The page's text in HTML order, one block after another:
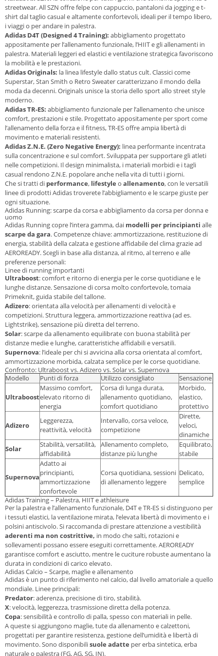
streetwear. All SZN offre felpe con cappuccio, pantaloni da jogging e t-
shirt dal taglio casual e altamente confortevoli, ideali per il tempo libero,
i viaggi o per andare in palestra.
Adidas D4T (Designed 4 Training): abbigliamento progettato
appositamente per l’allenamento funzionale, l’HIIT e gli allenamenti in
palestra. Materiali leggeri ed elastici e ventilazione strategica favoriscono
la mobilità e le prestazioni.
Adidas Originals: la linea lifestyle dallo status cult. Classici come
Superstar, Stan Smith o Retro Sweater caratterizzano il mondo della
moda da decenni. Originals unisce la storia dello sport allo street style
moderno.
Adidas TR-ES: abbigliamento funzionale per l’allenamento che unisce
comfort, prestazioni e stile. Progettato appositamente per sport come
l’allenamento della forza e il fitness, TR-ES offre ampia libertà di
movimento e materiali resistenti.
Adidas Z.N.E. (Zero Negative Energy): linea performante incentrata
sulla concentrazione e sul comfort. Sviluppata per supportare gli atleti
nelle competizioni. Il design minimalista, i materiali morbidi e i tagli
casual rendono Z.N.E. popolare anche nella vita di tutti i giorni.
Che si tratti di performance, lifestyle o allenamento, con le versatili
linee di prodotti Adidas troverete l’abbigliamento e le scarpe giuste per
ogni situazione.
Adidas Running: scarpe da corsa e abbigliamento da corsa per donna e
uomo
Adidas Running copre l’intera gamma, dai modelli per principianti alle
scarpe da gara. Competenze chiave: ammortizzazione, restituzione di
energia, stabilità della calzata e gestione affidabile del clima grazie ad
AEROREADY. Scegli in base alla distanza, al ritmo, al terreno e alle
preferenze personali:
Linee di running importanti
Ultraboost: comfort e ritorno di energia per le corse quotidiane e le
lunghe distanze. Sensazione di corsa molto confortevole, tomaia
Primeknit, guida stabile del tallone.
Adizero: orientata alla velocità per allenamenti di velocità e
competizioni. Struttura leggera, ammortizzazione reattiva (ad es.
Lightstrike), sensazione più diretta del terreno.
Solar: scarpe da allenamento equilibrate con buona stabilità per
distanze medie e lunghe, caratteristiche affidabili e versatili.
Supernova: l’ideale per chi si avvicina alla corsa orientata al comfort,
ammortizzazione morbida, calzata semplice per le corse quotidiane.
Confronto: Ultraboost vs. Adizero vs. Solar vs. Supernova
Modello
Punti di forza Utilizzo consigliato Sensazione
Ultraboost
Massimo comfort,
elevato ritorno di
energia
Corsa di lunga durata,
allenamento quotidiano,
comfort quotidiano
Morbido,
elastico,
protettivo
Adizero
Leggerezza,
reattività, velocità
Intervallo, corsa veloce,
competizione
Dirette,
veloci,
dinamiche
Solar
Stabilità, versatilità,
affidabilità
Allenamento completo,
distanze più lunghe
Equilibrato,
stabile
Supernova
Adatto ai
principianti,
ammortizzazione
confortevole
Corsa quotidiana, sessioni
di allenamento leggere
Delicato,
semplice
Adidas Training – Palestra, HIIT e athleisure
Per la palestra e l’allenamento funzionale, D4T e TR-ES si distinguono per
i tessuti elastici, la ventilazione mirata, l’elevata libertà di movimento e i
polsini antiscivolo. Si raccomanda di prestare attenzione a vestibilità
aderenti ma non costrittive, in modo che salti, rotazioni e
sollevamenti possano essere eseguiti correttamente. AEROREADY
garantisce comfort e asciutto, mentre le cuciture robuste aumentano la
durata in condizioni di carico elevato.
Adidas Calcio – Scarpe, maglie e allenamento
Adidas è un punto di riferimento nel calcio, dal livello amatoriale a quello
mondiale. Linee principali:
Predator: aderenza, precisione di tiro, stabilità.
X: velocità, leggerezza, trasmissione diretta della potenza.
Copa: sensibilità e controllo di palla, spesso con materiali in pelle.
A queste si aggiungono maglie, tute da allenamento e calzettoni,
progettati per garantire resistenza, gestione dell’umidità e libertà di
movimento. Sono disponibilisuole adatte per erba sintetica, erba
naturale o palestra (FG, AG, SG, IN).